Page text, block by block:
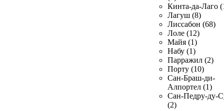
Кинта-да-Лаго
Лагуш (8)
Лиссабон (68)
Лоле (12)
Майя (1)
Набу (1)
Парражил (2)
Порту (10)
Сан-Браш-ди-
Алпортел (1)
Сан-Педру-ду-
(2)